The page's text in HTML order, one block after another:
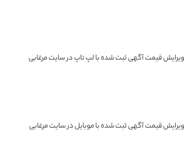
ویرایش قیمت آگهی ثبت شده با لپ تاپ در سایت مرغابی
ویرایش قیمت آگهی ثبت شده با موبایل در سایت مرغابی